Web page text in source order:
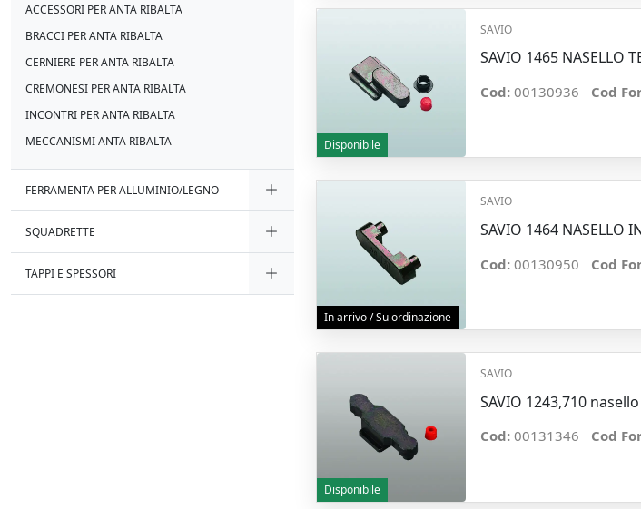
ACCESSORI PER ANTA RIBALTA
BRACCI PER ANTA RIBALTA
CERNIERE PER ANTA RIBALTA
CREMONESI PER ANTA RIBALTA
INCONTRI PER ANTA RIBALTA
MECCANISMI ANTA RIBALTA
FERRAMENTA PER ALLUMINIO/LEGNO
SQUADRETTE
TAPPI E SPESSORI
Disponibile
SAVIO
SAVIO 1465 NASELLO
Cod: 00130936 Cod
In arrivo / Su ordinazione
SAVIO
SAVIO 1464 NASELLO
Cod: 00130950 Cod
Disponibile
SAVIO
SAVIO 1243,710
Cod: 00131346 Cod